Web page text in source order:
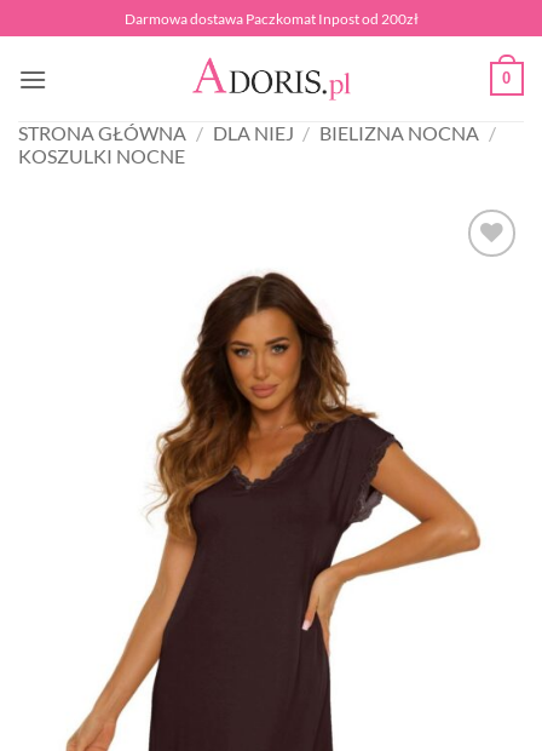
do
zawartości
Darmowa dostawa Paczkomat Inpost od 200zł
0
STRONA GŁÓWNA / DLA NIEJ / BIELIZNA NOCNA /
KOSZULKI NOCNE